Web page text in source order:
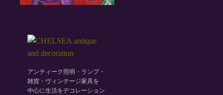
アンティーク照明・ランプ・
雑貨・ヴィンテージ家具を
中心に生活をデコレーション